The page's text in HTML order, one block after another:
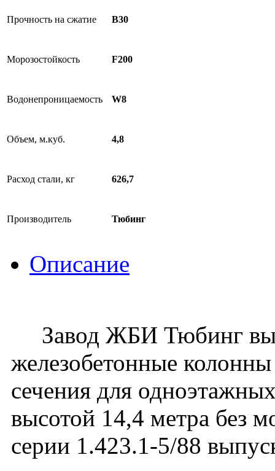
Прочность на сжатие В30
Морозостойкость F200
Водонепроницаемость W8
Объем, м.куб. 4,8
Расход стали, кг 626,7
Производитель Тюбинг
Описание
Завод ЖБИ Тюбинг
железобетонные
сечения для
высотой 14,4 метра без
серии 1.423.1-5/88